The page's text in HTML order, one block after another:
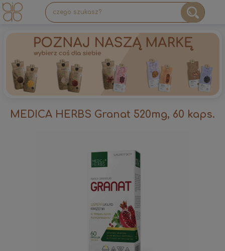
MEDICA HERBS Granat 520mg, 60 kaps.